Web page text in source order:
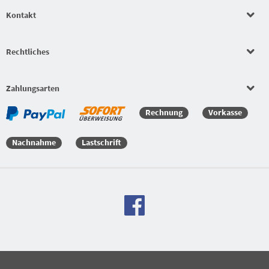
Bekleidungssets
Versandkostenfreie Bestellung
Kontakt
Rechtliches
Zahlungsarten
Rechnung Vorkasse
Nachnahme Lastschrift